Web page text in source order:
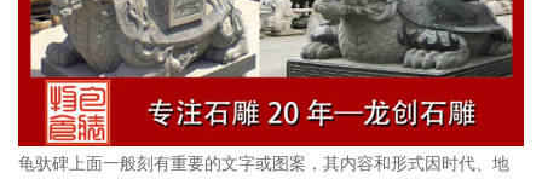
龟驮碑上面一般刻有重要的文字或图案，其内容和形式因时代、地